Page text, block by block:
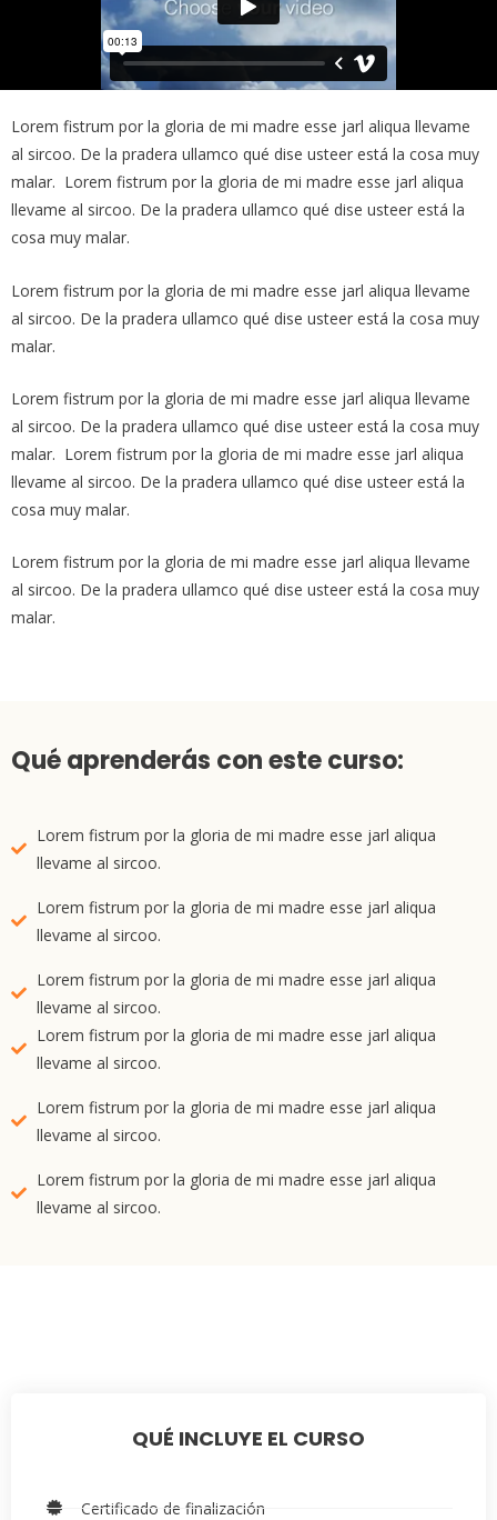
Lorem fistrum por la gloria de mi madre esse jarl aliqua llevame
al sircoo. De la pradera ullamco qué dise usteer está la cosa muy
malar. Lorem fistrum por la gloria de mi madre esse jarl aliqua
llevame al sircoo. De la pradera ullamco qué dise usteer está la
cosa muy malar.
Lorem fistrum por la gloria de mi madre esse jarl aliqua llevame
al sircoo. De la pradera ullamco qué dise usteer está la cosa muy
malar.
Lorem fistrum por la gloria de mi madre esse jarl aliqua llevame
al sircoo. De la pradera ullamco qué dise usteer está la cosa muy
malar. Lorem fistrum por la gloria de mi madre esse jarl aliqua
llevame al sircoo. De la pradera ullamco qué dise usteer está la
cosa muy malar.
Lorem fistrum por la gloria de mi madre esse jarl aliqua llevame
al sircoo. De la pradera ullamco qué dise usteer está la cosa muy
malar.
Qué aprenderás con este curso:
Lorem fistrum por la gloria de mi madre esse jarl aliqua
llevame al sircoo.
Lorem fistrum por la gloria de mi madre esse jarl aliqua
llevame al sircoo.
Lorem fistrum por la gloria de mi madre esse jarl aliqua
llevame al sircoo.
Lorem fistrum por la gloria de mi madre esse jarl aliqua
llevame al sircoo.
Lorem fistrum por la gloria de mi madre esse jarl aliqua
llevame al sircoo.
Lorem fistrum por la gloria de mi madre esse jarl aliqua
llevame al sircoo.
QUÉ INCLUYE EL CURSO
Certificado de finalización